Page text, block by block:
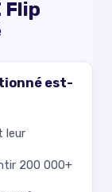
Flip
est-
leur
200 000+